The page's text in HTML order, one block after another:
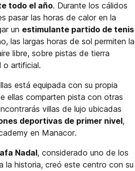
todo el año. Durante los cálidos
pasar las horas de calor en la
un estimulante partido de tenis
las largas horas de sol permiten la
libre, sobre pistas de tierra
o artificial.
está equipada con su propia
ellas comparten pista con otras
villas de lujo ubicadas
deportivas de primer nivel,
en Manacor.
Nadal, considerado uno de los
la historia, creó este centro con su